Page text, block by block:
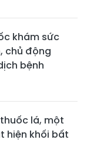
khám sức
chủ động
bệnh
lá, một
hiện khối bất